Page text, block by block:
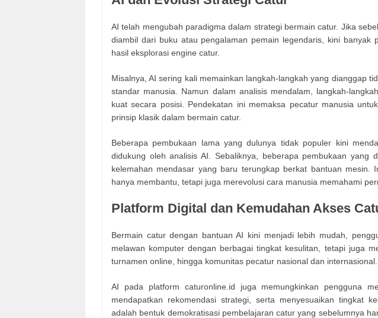
AI telah mengubah paradigma dalam strategi bermain catur. Jika
diambil dari buku atau pengalaman pemain legendaris, kini banyak
hasil eksplorasi engine catur.
Misalnya, AI sering kali memainkan langkah-langkah yang dianggap
standar manusia. Namun dalam analisis mendalam, langkah-
kuat secara posisi. Pendekatan ini memaksa pecatur manusia
prinsip klasik dalam bermain catur.
Beberapa pembukaan lama yang dulunya tidak populer kini
didukung oleh analisis AI. Sebaliknya, beberapa pembukaan yang
kelemahan mendasar yang baru terungkap berkat bantuan mesin.
hanya membantu, tetapi juga merevolusi cara manusia memahami
Platform Digital dan Kemudahan Akses
Bermain catur dengan bantuan AI kini menjadi lebih mudah,
melawan komputer dengan berbagai tingkat kesulitan, tetapi juga
turnamen online, hingga komunitas pecatur nasional dan internasional.
AI pada platform caturonline.id juga memungkinkan pengguna
mendapatkan rekomendasi strategi, serta menyesuaikan tingkat
adalah bentuk demokratisasi pembelajaran catur yang sebelumnya